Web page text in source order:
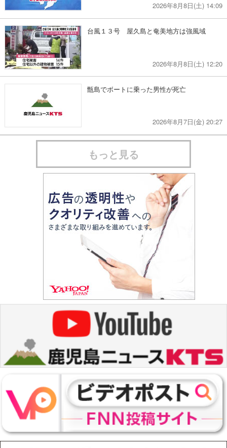
2026年8月8日(土) 14:09
台風１３号 屋久島と奄美地方は強風域
2026年8月8日(土) 12:20
甑島でボートに乗った男性が死亡
2026年8月7日(金) 20:27
もっと見る